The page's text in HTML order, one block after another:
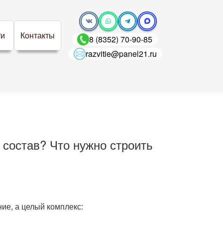
Контакты
8 (8352) 70-90-85
razvitie@panel21.ru
Что нужно строить
а целый комплекс: